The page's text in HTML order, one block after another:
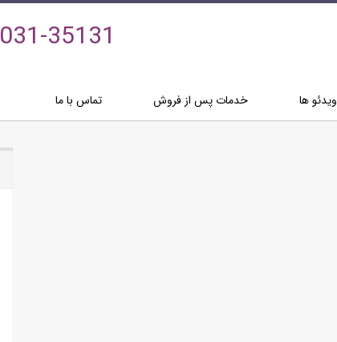
031-35131
ویدئو ها خدمات پس از فروش تماس با ما